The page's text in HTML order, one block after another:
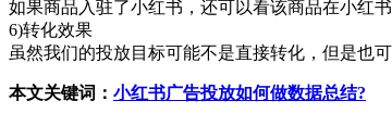
如果商品入驻了小红书，还可以看该商品在小
6)转化效果
虽然我们的投放目标可能不是直接转化，但是也
本文关键词： 小红书广告投放如何做数据总结?